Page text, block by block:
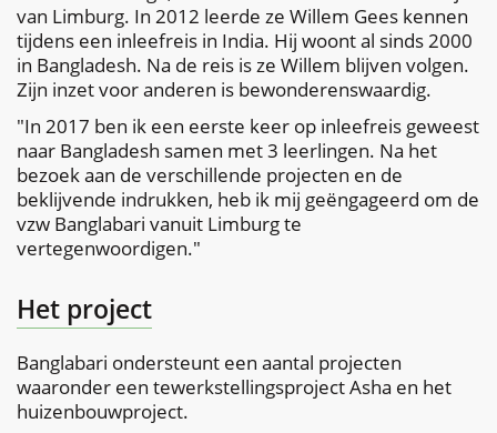
van Limburg. In 2012 leerde ze Willem Gees kennen
tijdens een inleefreis in India. Hij woont al sinds 2000
in Bangladesh. Na de reis is ze Willem blijven volgen.
Zijn inzet voor anderen is bewonderenswaardig.
"In 2017 ben ik een eerste keer op inleefreis geweest
naar Bangladesh samen met 3 leerlingen. Na het
bezoek aan de verschillende projecten en de
beklijvende indrukken, heb ik mij geëngageerd om de
vzw Banglabari vanuit Limburg te
vertegenwoordigen."
Het project
Banglabari ondersteunt een aantal projecten
waaronder een tewerkstellingsproject Asha en het
huizenbouwproject.